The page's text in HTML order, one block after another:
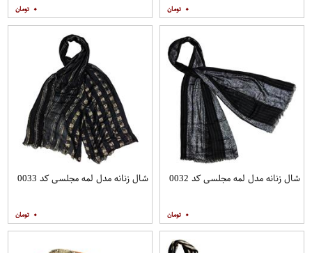
۰ ۰
شال زنانه مدل لمه مجلسی کد 0032
۰
شال زنانه مدل لمه مجلسی کد 0033
۰